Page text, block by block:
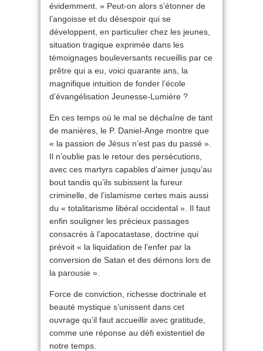
évidemment. » Peut-on alors s’étonner de
l’angoisse et du désespoir qui se
développent, en particulier chez les jeunes,
situation tragique exprimée dans les
témoignages bouleversants recueillis par ce
prêtre qui a eu, voici quarante ans, la
magnifique intuition de fonder l’école
d’évangélisation Jeunesse-Lumière ?
En ces temps où le mal se déchaîne de tant
de manières, le P. Daniel-Ange montre que
« la passion de Jésus n’est pas du passé ».
Il n’oublie pas le retour des persécutions,
avec ces martyrs capables d’aimer jusqu’au
bout tandis qu’ils subissent la fureur
criminelle, de l’islamisme certes mais aussi
du « totalitarisme libéral occidental ». Il faut
enfin souligner les précieux passages
consacrés à l’apocatastase, doctrine qui
prévoit « la liquidation de l’enfer par la
conversion de Satan et des démons lors de
la parousie ».
Force de conviction, richesse doctrinale et
beauté mystique s’unissent dans cet
ouvrage qu’il faut accueillir avec gratitude,
comme une réponse au défi existentiel de
notre temps.